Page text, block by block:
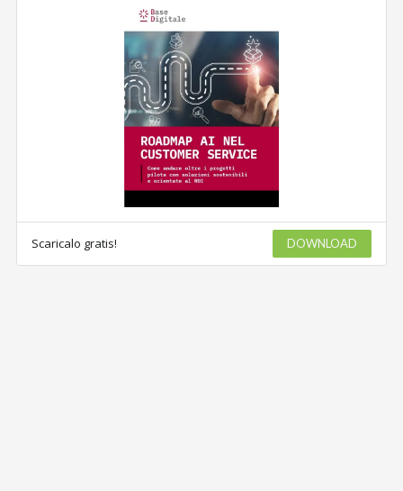
Scaricalo gratis! DOWNLOAD